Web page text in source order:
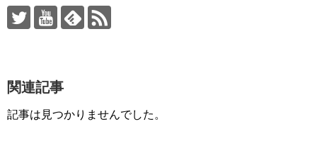
関連記事
記事は見つかりませんでした。